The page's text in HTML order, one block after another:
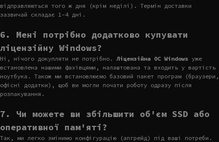
відправляються того ж дня (крім неділі). Термін доставки
зазвичай складає 1-4 дні.
6. Мені потрібно додатково купувати
ліцензійну Windows?
Ні, нічого докупляти не потрібно. Ліцензійна ОС Windows уже
встановлена нашими фахівцями, налаштована та входить у вартість
ноутбука. Також ми встановлюємо базовий пакет програм (браузери,
офісні додатки), щоб ви могли почати роботу одразу після
розпакування.
7. Чи можете ви збільшити об'єм SSD або
оперативної пам'яті?
Так, ми легко змінимо конфігурацію (апгрейд) під ваші потреби.